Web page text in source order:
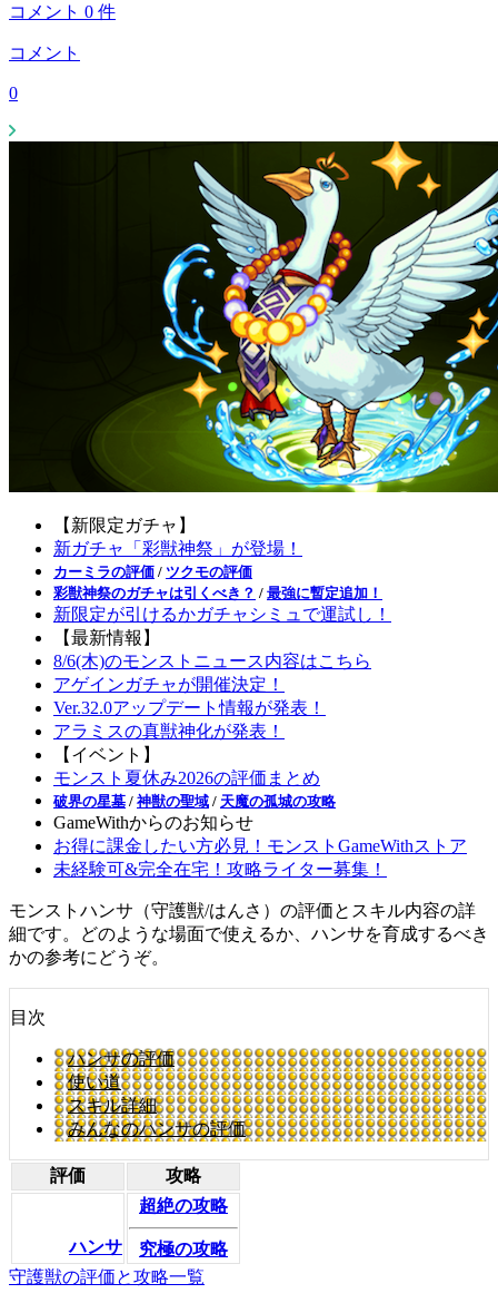
コメント 0 件
コメント
0
【新限定ガチャ】
新ガチャ「彩獣神祭」が登場！
カーミラの評価 / ツクモの評価
彩獣神祭のガチャは引くべき？ / 最強に暫定追加！
新限定が引けるかガチャシミュで運試し！
【最新情報】
8/6(木)のモンストニュース内容はこちら
アゲインガチャが開催決定！
Ver.32.0アップデート情報が発表！
アラミスの真獣神化が発表！
【イベント】
モンスト夏休み2026の評価まとめ
破界の星墓 / 神獣の聖域 / 天魔の孤城の攻略
GameWithからのお知らせ
お得に課金したい方必見！モンストGameWithストア
未経験可&完全在宅！攻略ライター募集！
モンストハンサ（守護獣/はんさ）の評価とスキル内容の詳
細です。どのような場面で使えるか、ハンサを育成するべき
かの参考にどうぞ。
目次
ハンサの評価
使い道
スキル詳細
みんなのハンサの評価
評価 攻略
ハンサ
超絶の攻略
究極の攻略
守護獣の評価と攻略一覧